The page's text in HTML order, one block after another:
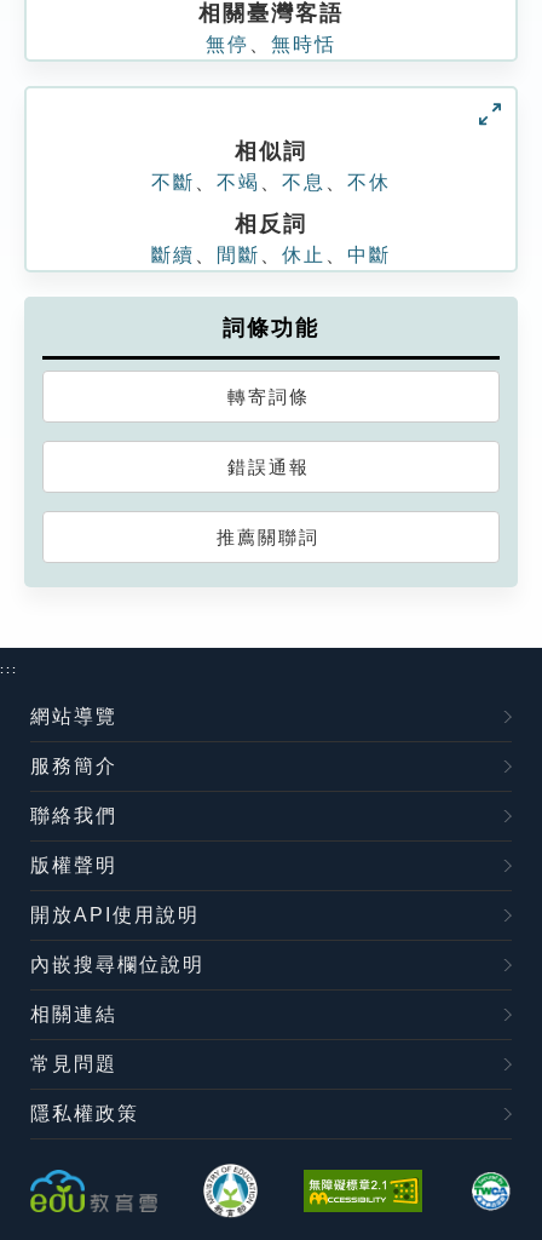
相關臺灣客語
無停 無時恬
相似詞
不斷 不竭 不息 不休
相反詞
斷續 間斷 休止 中斷
詞條功能
轉寄詞條
錯誤通報
推薦關聯詞
:::
網站導覽
服務簡介
聯絡我們
版權聲明
開放API使用說明
內嵌搜尋欄位說明
相關連結
常見問題
隱私權政策